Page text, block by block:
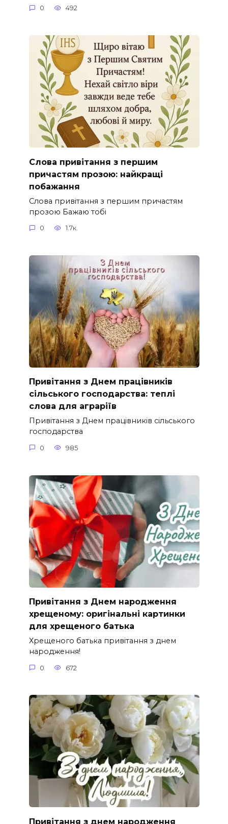
0 492
Слова привітання з першим
причастям прозою: найкращі
побажання
Слова привітання з першим причастям
прозою Бажаю тобі
0 1.7к.
Привітання з Днем працівників
сільського господарства: теплі
слова для аграріїв
Привітання з Днем працівників сільського
господарства
0 985
Привітання з Днем народження
хрещеному: оригінальні картинки
для хрещеного батька
Хрещеного батька привітання з днем
народження!
0 672
Привітання з днем народження